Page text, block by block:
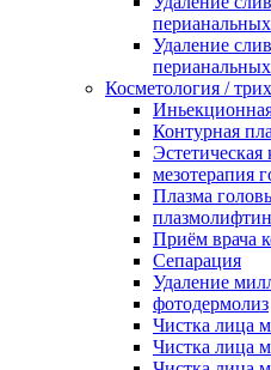
Удаление
Косметология /
Контурная
Эстетическая
мезотерапия
Плазма
Приём врача
Сепарация
Удаление
фотодермолиз
Чистка лица
Чистка лица